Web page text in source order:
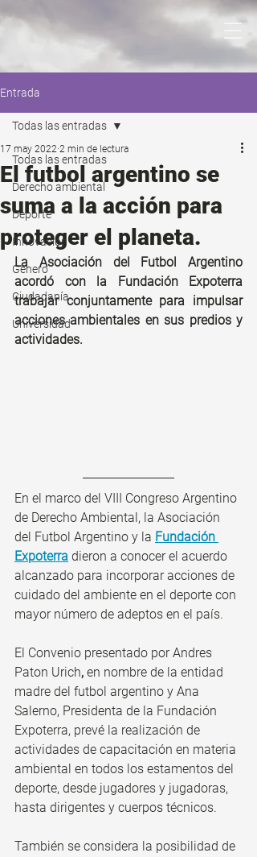
Entrada
Todas las entradas
Derecho ambiental
Deporte
Innovación
Genero
Ciudadanía
Universidad
Todas las entradas
El futbol argentino se
suma a la acción para
proteger el planeta.
17 may 2022 2 min de lectura
La Asociación del Futbol Argentino
acordó con la Fundación Expoterra
trabajar conjuntamente para impulsar
acciones ambientales en sus predios y
actividades.
En el marco del VIII Congreso Argentino
de Derecho Ambiental, la Asociación
del Futbol Argentino y la Fundación
Expoterra dieron a conocer el acuerdo
alcanzado para incorporar acciones de
cuidado del ambiente en el deporte con
mayor número de adeptos en el país.
El Convenio presentado por Andres
Paton Urich, en nombre de la entidad
madre del futbol argentino y Ana
Salerno, Presidenta de la Fundación
Expoterra, prevé la realización de
actividades de capacitación en materia
ambiental en todos los estamentos del
deporte, desde jugadores y jugadoras,
hasta dirigentes y cuerpos técnicos.
También se considera la posibilidad de